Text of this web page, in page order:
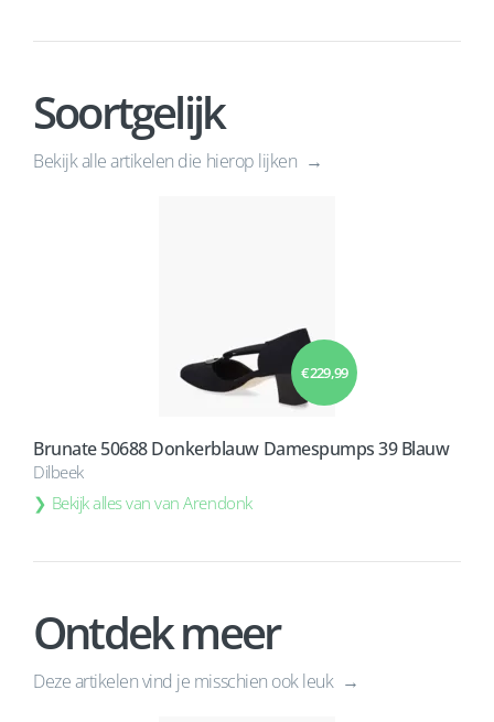
Soortgelijk
Bekijk alle artikelen die hierop lijken
€ 229,99
Brunate 50688 Donkerblauw Damespumps 39 Blauw
Dilbeek
Bekijk alles van van Arendonk
Ontdek meer
Deze artikelen vind je misschien ook leuk